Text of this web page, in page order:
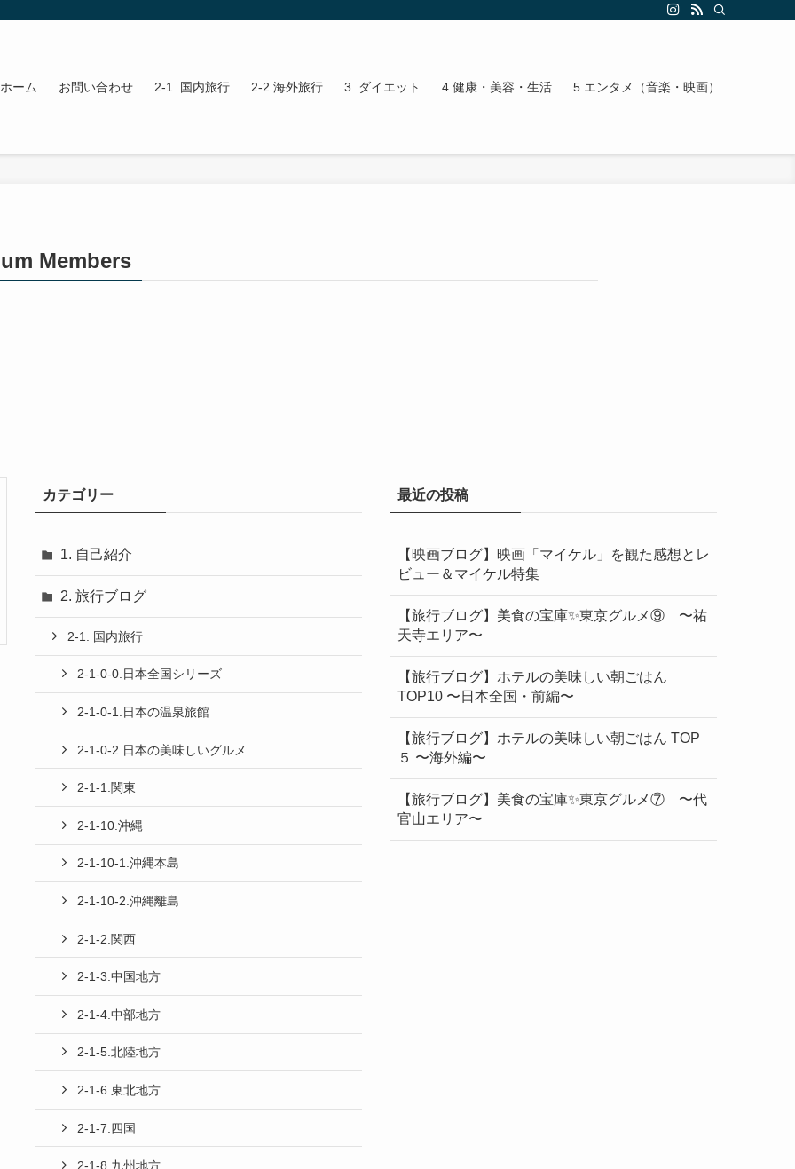
ホーム お問い合わせ 2-1. 国内旅行 2-2.海外旅行 3. ダイエット 4.健康・美容・生活 5.エンタメ（音楽・映画）
Members
カテゴリー
1. 自己紹介
2. 旅行ブログ
2-1. 国内旅行
2-1-0-0.日本全国シリーズ
2-1-0-1.日本の温泉旅館
2-1-0-2.日本の美味しいグルメ
2-1-1.関東
2-1-10.沖縄
2-1-10-1.沖縄本島
2-1-10-2.沖縄離島
2-1-2.関西
2-1-3.中国地方
2-1-4.中部地方
2-1-5.北陸地方
2-1-6.東北地方
2-1-7.四国
2-1-8.九州地方
最近の投稿
【映画ブログ】映画「マイケル」を観た感想とレ
ビュー＆マイケル特集
【旅行ブログ】美食の宝庫✨東京グルメ⑨ 〜祐
天寺エリア〜
【旅行ブログ】ホテルの美味しい朝ごはん
TOP10 〜日本全国・前編〜
【旅行ブログ】ホテルの美味しい朝ごはん TOP
５ 〜海外編〜
【旅行ブログ】美食の宝庫✨東京グルメ⑦ 〜代
官山エリア〜